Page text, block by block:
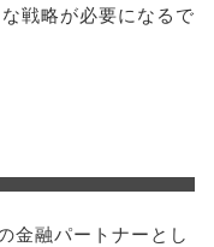
戦略が必要になるで
金融パートナーとし